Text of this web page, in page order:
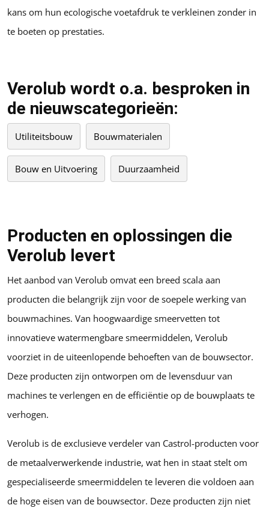
kans om hun ecologische voetafdruk te verkleinen zonder in
te boeten op prestaties.
Verolub wordt o.a. besproken in
de nieuwscategorieën:
Utiliteitsbouw Bouwmaterialen
Bouw en Uitvoering Duurzaamheid
Producten en oplossingen die
Verolub levert
Het aanbod van Verolub omvat een breed scala aan
producten die belangrijk zijn voor de soepele werking van
bouwmachines. Van hoogwaardige smeervetten tot
innovatieve watermengbare smeermiddelen, Verolub
voorziet in de uiteenlopende behoeften van de bouwsector.
Deze producten zijn ontworpen om de levensduur van
machines te verlengen en de efficiëntie op de bouwplaats te
verhogen.
Verolub is de exclusieve verdeler van Castrol-producten voor
de metaalverwerkende industrie, wat hen in staat stelt om
gespecialiseerde smeermiddelen te leveren die voldoen aan
de hoge eisen van de bouwsector. Deze producten zijn niet